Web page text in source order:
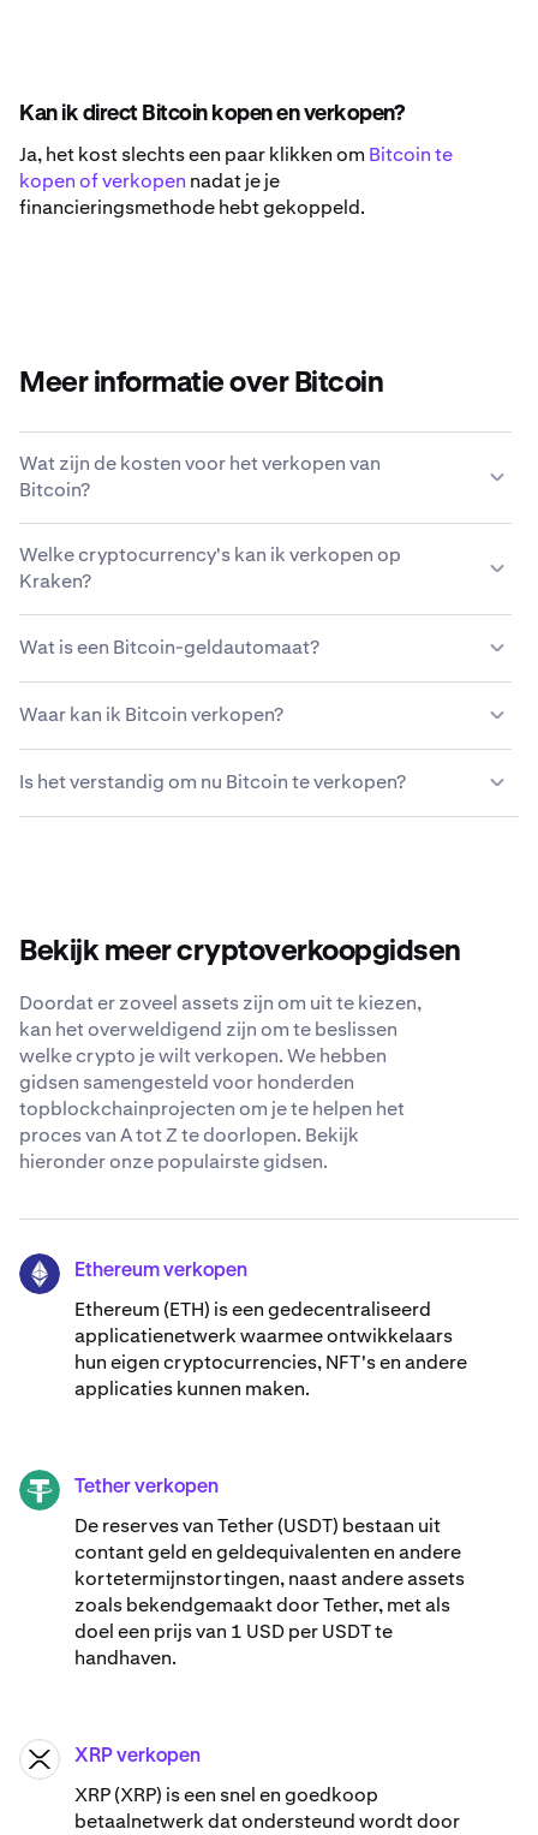
Kan ik direct Bitcoin kopen en verkopen?
Ja, het kost slechts een paar klikken om Bitcoin te
kopen of verkopen nadat je je
financieringsmethode hebt gekoppeld.
Meer informatie over Bitcoin
Wat zijn de kosten voor het verkopen van
Bitcoin?
basis van transactiegrootte, type asset, betaalmethode
en marktomstandigheden.
kostenstructuur van Kraken.
Welke cryptocurrency's kan ik verkopen op
Kraken?
kopen en verkopen, waaronder Bitcoin.
Wat is een Bitcoin-geldautomaat?
cryptocurrencygeldautomaat, is een
zelfbedieningskiosk waarmee gebruikers Bitcoin en
soms andere cryptocurrencies kunnen kopen of
verkopen met contant geld of krediet-/debetkaarten.
Waar kan ik Bitcoin verkopen?
Bitcoin te verkopen, vinden de meeste mensen dat
cryptoplatformen zoals Kraken de veiligste en
over het verkopen van Bitcoin te beantwoorden.
Is het verstandig om nu Bitcoin te verkopen?
belastingimplicaties. Misschien is het verstandig om een
financieel adviseur te raadplegen en grondig onderzoek
Bekijk meer cryptoverkoopgidsen
Doordat er zoveel assets zijn om uit te kiezen,
kan het overweldigend zijn om te beslissen
welke crypto je wilt verkopen. We hebben
gidsen samengesteld voor honderden
topblockchainprojecten om je te helpen het
proces van A tot Z te doorlopen. Bekijk
hieronder onze populairste gidsen.
ETH Ethereum verkopen
Ethereum (ETH) is een gedecentraliseerd
applicatienetwerk waarmee ontwikkelaars
hun eigen cryptocurrencies, NFT's en andere
applicaties kunnen maken.
USDT Tether verkopen
De reserves van Tether (USDT) bestaan uit
contant geld en geldequivalenten en andere
kortetermijnstortingen, naast andere assets
zoals bekendgemaakt door Tether, met als
doel een prijs van 1 USD per USDT te
handhaven.
XRP XRP verkopen
XRP (XRP) is een snel en goedkoop
betaalnetwerk dat ondersteund wordt door